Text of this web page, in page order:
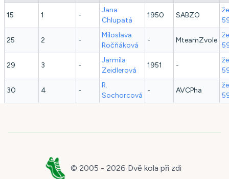
15 1 -
Jana
Chlupatá
1950 SABZO
25 2 -
Miloslava
Ročňáková
- MteamZvole
29 3 -
Jarmila
Zeidlerová
1951 -
30 4 -
R.
Sochorcová
- AVCPha
© 2005 - 2026 Dvě kola při zdi